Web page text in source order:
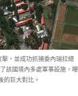
，並成功抓捕委內瑞拉總
該國境內多處軍事設施，曝
的巨大對比。